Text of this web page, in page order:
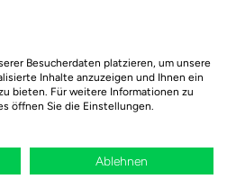
Ver- und Entsorgung
wird regional aufgeforstet
Besucherdaten platzieren, um unsere
Inhalte anzuzeigen und Ihnen ein
bieten. Für weitere Informationen zu
öffnen Sie die Einstellungen.
Ablehnen